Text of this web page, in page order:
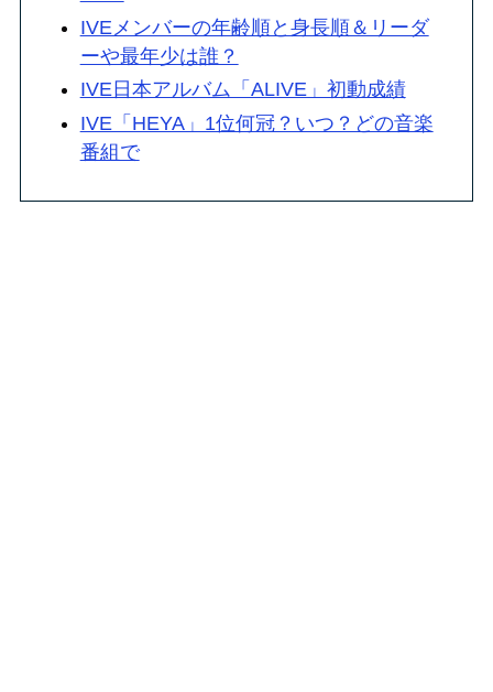
IVEメンバーの年齢順と身長順＆リーダ
ーや最年少は誰？
IVE日本アルバム「ALIVE」初動成績
IVE「HEYA」1位何冠？いつ？どの音楽
番組で